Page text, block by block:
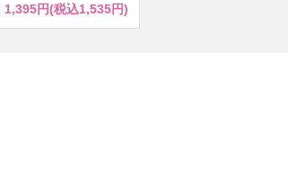
1,395円(税込1,535円)